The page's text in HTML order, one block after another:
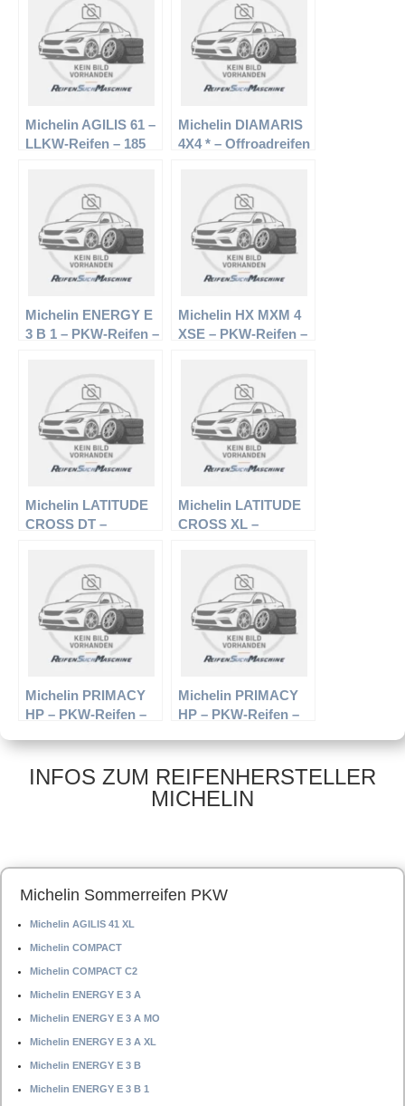
Michelin AGILIS 61 –
LLKW-Reifen – 185
Michelin DIAMARIS
4X4 * – Offroadreifen
Michelin ENERGY E
3 B 1 – PKW-Reifen –
Michelin HX MXM 4
XSE – PKW-Reifen –
Michelin LATITUDE
CROSS DT –
Sommerreifen
Michelin LATITUDE
CROSS XL –
Sommerreifen
Michelin PRIMACY
HP – PKW-Reifen –
Sommerreifen
Michelin PRIMACY
HP – PKW-Reifen –
Sommerreifen
INFOS ZUM REIFENHERSTELLER
MICHELIN
Michelin Sommerreifen PKW
Michelin AGILIS 41 XL
Michelin COMPACT
Michelin COMPACT C2
Michelin ENERGY E 3 A
Michelin ENERGY E 3 A MO
Michelin ENERGY E 3 A XL
Michelin ENERGY E 3 B
Michelin ENERGY E 3 B 1